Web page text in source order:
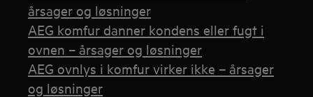
årsager og løsninger
AEG komfur danner kondens eller fugt i
ovnen – årsager og løsninger
AEG ovnlys i komfur virker ikke – årsager
og løsninger